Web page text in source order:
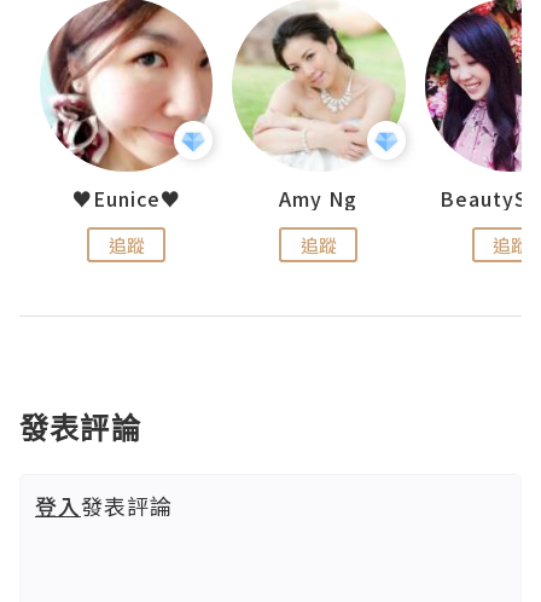
♥Eunice♥
追蹤
Amy Ng
追蹤 追蹤
發表評論
登入發表評論